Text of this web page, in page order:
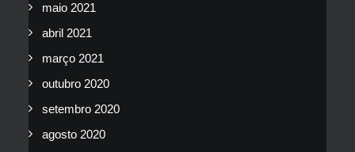
maio 2021
abril 2021
março 2021
outubro 2020
setembro 2020
agosto 2020